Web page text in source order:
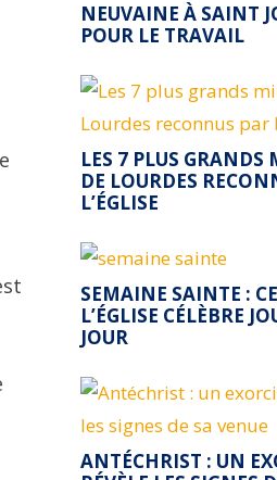
NEUVAINE À SAINT
POUR LE TRAVAIL
LES 7 PLUS GRANDS
DE LOURDES
L’ÉGLISE
SEMAINE SAINTE :
L’ÉGLISE CÉLÈBRE
JOUR
ANTÉCHRIST : UN